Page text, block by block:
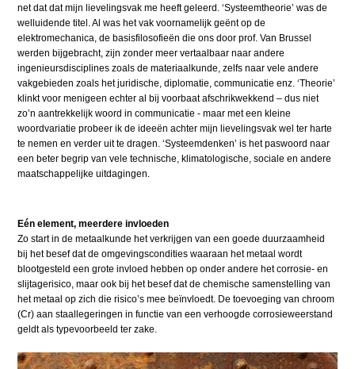
net dat dat mijn lievelingsvak me heeft geleerd. ‘Systeemtheorie’ was de
welluidende titel. Al was het vak voornamelijk geënt op de
elektromechanica, de basisfilosofieën die ons door prof. Van Brussel
werden bijgebracht, zijn zonder meer vertaalbaar naar andere
ingenieursdisciplines zoals de materiaalkunde, zelfs naar vele andere
vakgebieden zoals het juridische, diplomatie, communicatie enz. ‘Theorie’
klinkt voor menigeen echter al bij voorbaat afschrikwekkend – dus niet
zo’n aantrekkelijk woord in communicatie - maar met een kleine
woordvariatie probeer ik de ideeën achter mijn lievelingsvak wel ter harte
te nemen en verder uit te dragen. ‘Systeemdenken’ is het paswoord naar
een beter begrip van vele technische, klimatologische, sociale en andere
maatschappelijke uitdagingen.
Eén element, meerdere invloeden
Zo start in de metaalkunde het verkrijgen van een goede duurzaamheid
bij het besef dat de omgevingscondities waaraan het metaal wordt
blootgesteld een grote invloed hebben op onder andere het corrosie- en
slijtagerisico, maar ook bij het besef dat de chemische samenstelling van
het metaal op zich die risico’s mee beïnvloedt. De toevoeging van chroom
(Cr) aan staallegeringen in functie van een verhoogde corrosieweerstand
geldt als typevoorbeeld ter zake.